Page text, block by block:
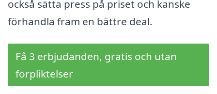
också sätta press på priset och kanske
förhandla fram en bättre deal.
Få 3 erbjudanden, gratis och utan
förpliktelser